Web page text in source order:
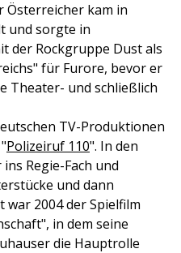
Österreicher kam in
und sorgte in
der Rockgruppe Dust als
für Furore, bevor er
Theater- und schließlich
TV-Produktionen
Polizeiruf 110". In den
Regie-Fach und
und dann
war 2004 der Spielfilm
in dem seine
die Hauptrolle